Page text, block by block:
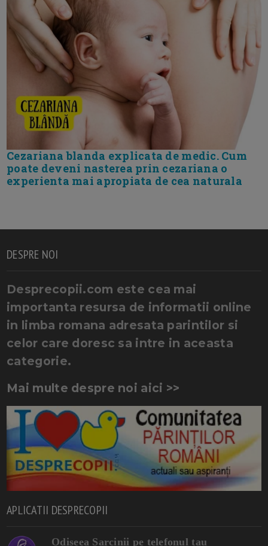
Cezariana blanda explicata de medic. Cum
poate deveni nasterea prin cezariana o
experienta mai apropiata de cea naturala
DESPRE NOI
Desprecopii.com este cea mai
importanta resursa de informatii online
in limba romana adresata parintilor si
celor care doresc sa intre in aceasta
categorie.
Mai multe despre noi aici >>
APLICATII DESPRECOPII
Odiseea Sarcinii pe telefonul tau